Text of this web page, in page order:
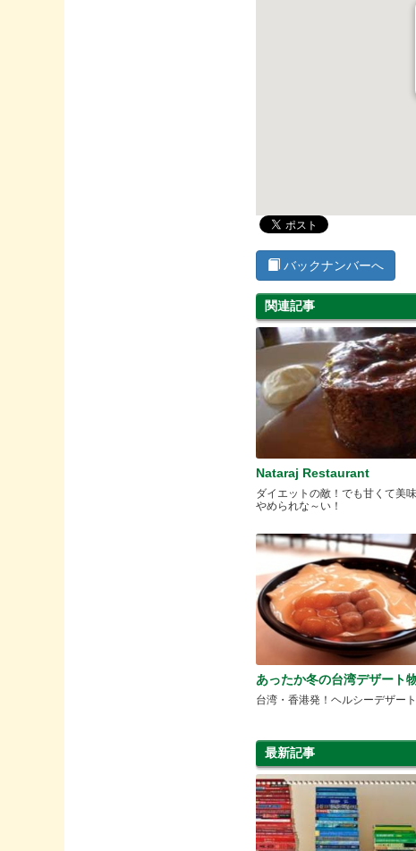
バックナンバーへ
関連記事
Nataraj Restaurant
ダイエットの敵！でも甘くて美
やめられな～い！
あったか冬の台湾デザート
台湾・香港発！ヘルシーデザー
最新記事